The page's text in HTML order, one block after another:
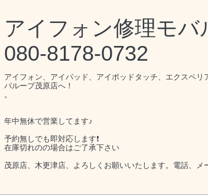
アイフォン修理
080-8178-0732
アイフォン、アイパッド、アイポッドタッチ、エクスペ
バループ茂原店へ！
。
年中無休で営業してます♪
予約無しでも即対応します❗️
在庫切れのの場合はご了承下さい
茂原店、木更津店、よろしくお願いいたします。電話、